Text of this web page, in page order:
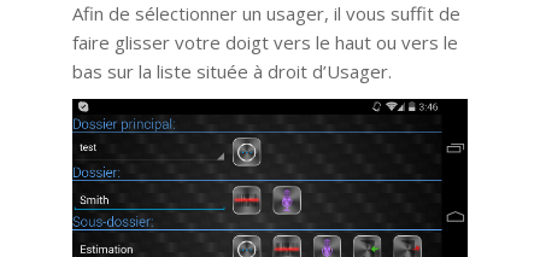
Afin de sélectionner un usager, il vous suffit de
faire glisser votre doigt vers le haut ou vers le
bas sur la liste située à droit d’Usager.